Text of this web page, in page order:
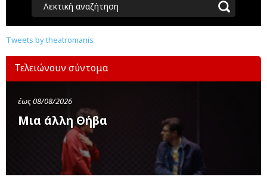
Λεκτική αναζήτηση
Tweets by theatromanis
Τελειώνουν σύντομα
έως 08/08/2026
Μια άλλη Θήβα